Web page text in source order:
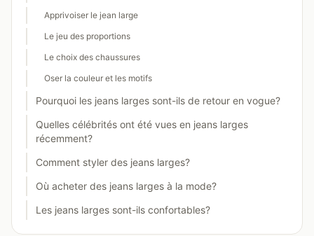
Apprivoiser le jean large
Le jeu des proportions
Le choix des chaussures
Oser la couleur et les motifs
Pourquoi les jeans larges sont-ils de retour en vogue?
Quelles célébrités ont été vues en jeans larges
récemment?
Comment styler des jeans larges?
Où acheter des jeans larges à la mode?
Les jeans larges sont-ils confortables?